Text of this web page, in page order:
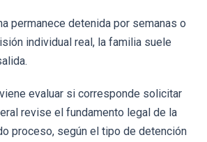
permanece detenida por semanas o
individual real, la familia suele
evaluar si corresponde solicitar
revise el fundamento legal de la
proceso, según el tipo de detención